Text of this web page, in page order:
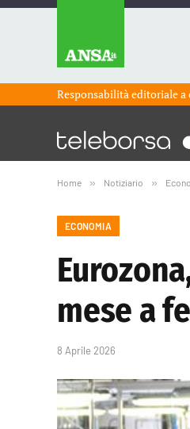
Responsabilità editoriale a
Home » Notiziario »
ECONOMIA
mese a
8 Aprile 2026